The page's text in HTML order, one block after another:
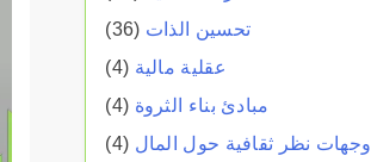
تحسين الذات (36)
عقلية مالية (4)
مبادئ بناء الثروة (4)
وجهات نظر ثقافية حول المال (4)